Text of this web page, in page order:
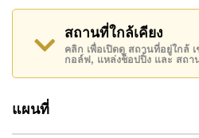
น้ำสี่ภาคพัทยา, พัทยาปาร์ค , เอ
รพ.กรุงเทพจอมเทียน
อสังหาริมทรัพย์นี้เปิดให้เช่าระ
บาทต่อเดือน
โปรดทราบว่าราคาค่าเช่าที่
สถานที่ใกล้เคียง
คลิก เพื่อเปิดดู สถานที่อยู่ใกล้
กอล์ฟ, แหล่งช็อปปิ้ง และ สถา
แผนที่